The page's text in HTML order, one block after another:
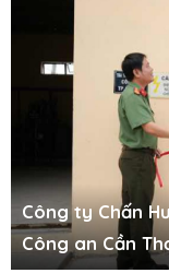
Công ty Chấn
Công an Cần